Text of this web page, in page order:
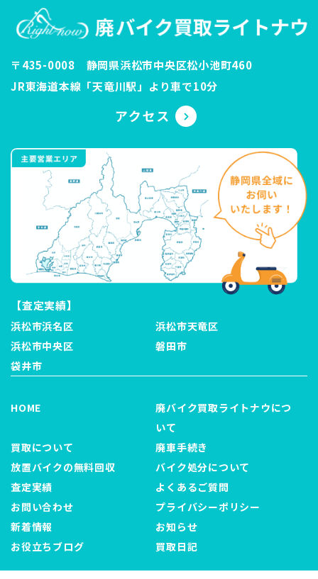
〒435-0008 静岡県浜松市中央区松小池町460
JR東海道本線「天竜川駅」より車で10分
【査定実績】
浜松市浜名区
浜松市天竜区
浜松市中央区
磐田市
袋井市
HOME
廃バイク買取ライトナウにつ
いて
買取について
廃車手続き
放置バイクの無料回収
バイク処分について
査定実績
よくあるご質問
お問い合わせ
プライバシーポリシー
新着情報
お知らせ
お役立ちブログ
買取日記